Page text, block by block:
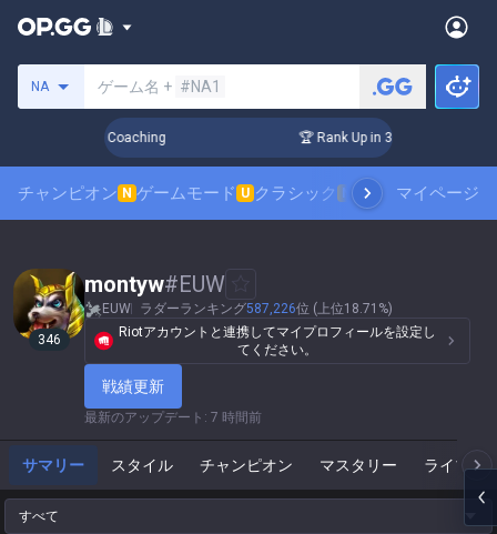
NA ゲーム名 + #NA1
Challenger Coaching 🏆 Rank Up in 3 Days! Challenger
チャンピオン N ゲームモード U クラシック N スキンランキング
マイページ
346
montyw#EUW
EUW ラダーランキング587,226位 (上位18.71%)
Riotアカウントと連携してマイプロフィールを設定し
てください。
戦績更新
最新のアップデート : 7 時間前
サマリー スタイル チャンピオン マスタリー ライブゲ
すべて